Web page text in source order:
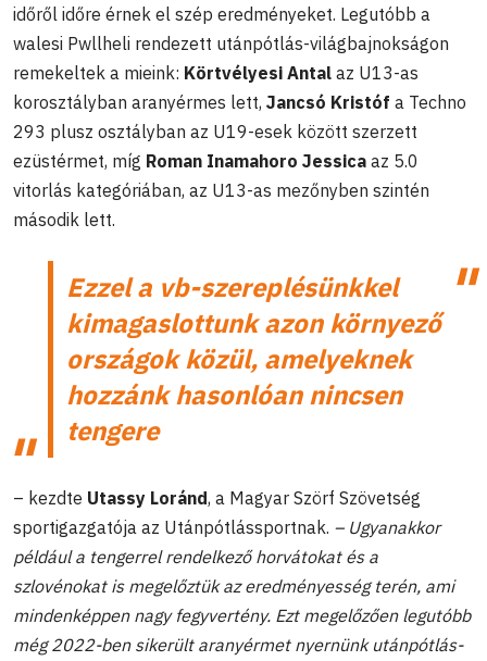
időről időre érnek el szép eredményeket. Legutóbb a
walesi Pwllheli rendezett utánpótlás-világbajnokságon
remekeltek a mieink: Körtvélyesi Antal az U13-as
korosztályban aranyérmes lett, Jancsó Kristóf a Techno
293 plusz osztályban az U19-esek között szerzett
ezüstérmet, míg Roman Inamahoro Jessica az 5.0
vitorlás kategóriában, az U13-as mezőnyben szintén
második lett.
Ezzel a vb-szereplésünkkel
kimagaslottunk azon környező
országok közül, amelyeknek
hozzánk hasonlóan nincsen
tengere
– kezdte Utassy Loránd, a Magyar Szörf Szövetség
sportigazgatója az Utánpótlássportnak. – Ugyanakkor
például a tengerrel rendelkező horvátokat és a
szlovénokat is megelőztük az eredményesség terén, ami
mindenképpen nagy fegyvertény. Ezt megelőzően legutóbb
még 2022-ben sikerült aranyérmet nyernünk utánpótlás-